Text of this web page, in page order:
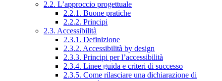
2.2. L’approccio progettuale
2.2.1. Buone pratiche
2.2.2. Principi
2.3. Accessibilità
2.3.1. Definizione
2.3.2. Accessibilità by design
2.3.3. Principi per l’accessibilità
2.3.4. Linee guida e criteri di successo
2.3.5. Come rilasciare una dichiarazione di